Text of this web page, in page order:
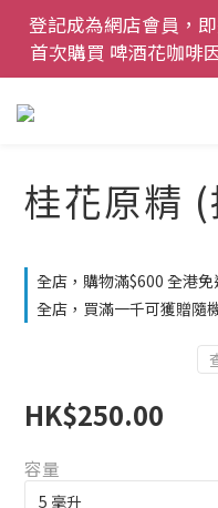
登記成為網店會員，
首次購買 啤酒花咖啡
登記成為網店會員，
首次購買 啤酒花咖啡
網店會員一年內累積
價貨 85 折
今期優惠!! 濕疹救星
裝 濕疹
首次購買 啤酒花咖啡
桂花原精
全店，購物滿$600 全港免
全店，買滿一千可獲贈隨
HK$250.00
容量